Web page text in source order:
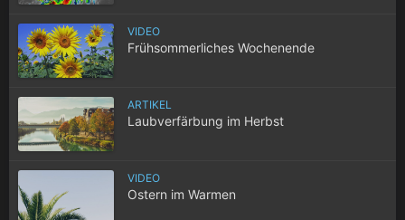
VIDEO
Frühsommerliches Wochenende
ARTIKEL
Laubverfärbung im Herbst
VIDEO
Ostern im Warmen